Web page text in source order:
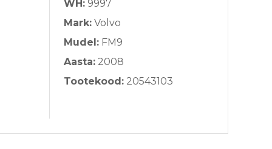
WH: 9997
Mark: Volvo
Mudel: FM9
Aasta: 2008
Tootekood: 20543103